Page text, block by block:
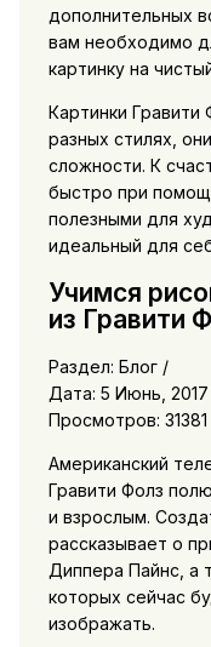
дополнительных
вам необходимо
картинку на
Картинки Гравити
разных стилях,
сложности. К
быстро при
полезными для
идеальный для
Учимся
из Гравити
Раздел: Блог /
Дата: 5 Июнь, 2017
Просмотров: 31381
Американский
Гравити Фолз
и взрослым.
рассказывает о
Диппера Пайнс, а
которых сейчас
изображать.